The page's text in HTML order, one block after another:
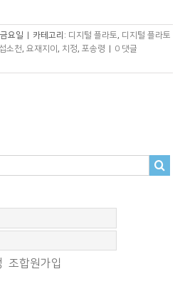
요일 | 카테고리: 디지털 플라토, 디지털 플라토
섭소천, 요재지이 , 치정, 포송령 | 0 댓글
조합원가입